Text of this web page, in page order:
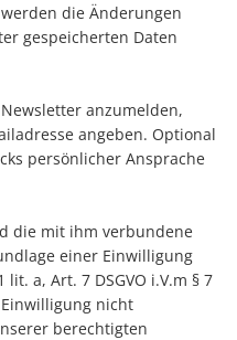
die Änderungen
gespeicherten Daten
anzumelden,
angeben. Optional
persönlicher Ansprache
die mit ihm verbundene
einer Einwilligung
a, Art. 7 DSGVO i.V.m § 7
nicht
berechtigten